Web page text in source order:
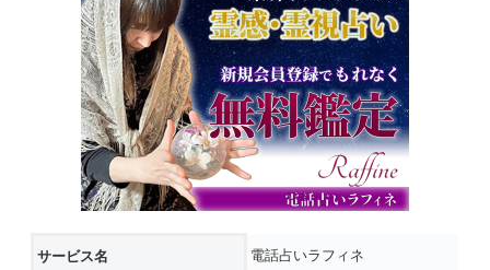
サービス名 電話占いラフィネ